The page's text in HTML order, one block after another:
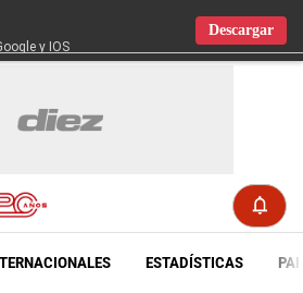
y IOS
Descargar
ESTADÍSTICAS